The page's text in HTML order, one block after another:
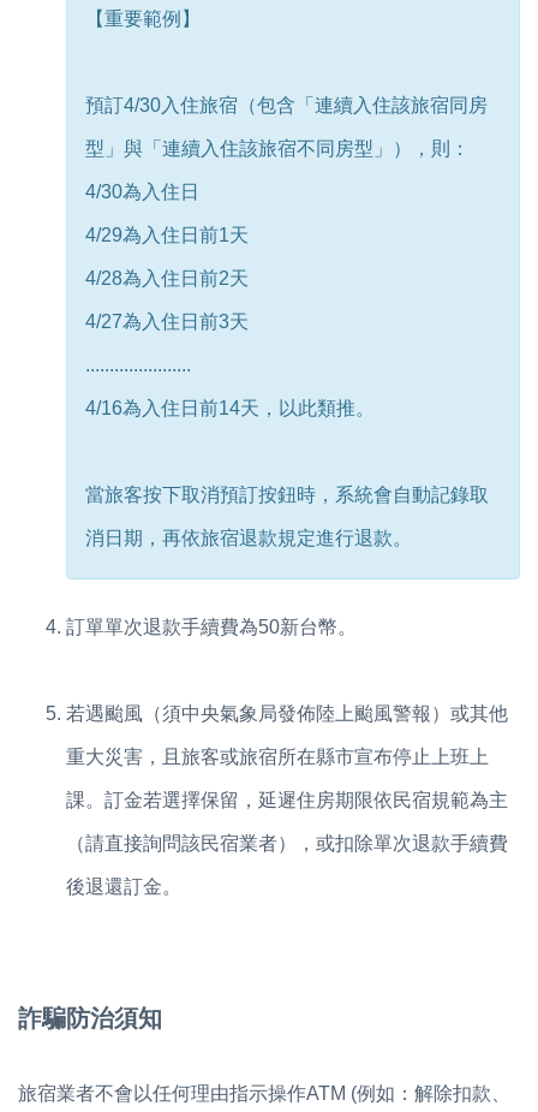
【重要範例】
預訂4/30入住旅宿（包含「連續入住該旅宿同房
型」與「連續入住該旅宿不同房型」），則：
4/30為入住日
4/29為入住日前1天
4/28為入住日前2天
4/27為入住日前3天
......................
4/16為入住日前14天，以此類推。
當旅客按下取消預訂按鈕時，系統會自動記錄取
消日期，再依旅宿退款規定進行退款。
訂單單次退款手續費為50新台幣。
若遇颱風（須中央氣象局發佈陸上颱風警報）或其他
重大災害，且旅客或旅宿所在縣市宣布停止上班上
課。訂金若選擇保留，延遲住房期限依民宿規範為主
（請直接詢問該民宿業者），或扣除單次退款手續費
後退還訂金。
詐騙防治須知
旅宿業者不會以任何理由指示操作ATM (例如：解除扣款、